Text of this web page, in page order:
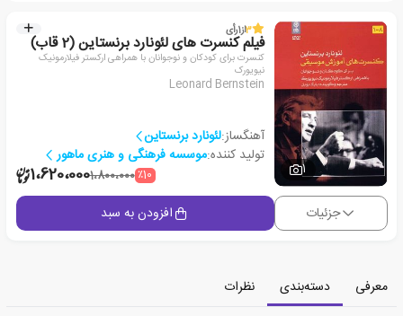
1
3از1رأی
فیلم کنسرت های لئونارد برنستاین (2 قاب)
کنسرت برای کودکان و نوجوانان با همراهی ارکستر فیلارمونیک
نیویورک
Leonard Bernstein
آهنگساز:لئونارد برنستاین
تولید کننده:موسسه فرهنگی و هنری ماهور
٪101،800،0001،620،000
جزئیات افزودن به سبد
معرفی دسته‌بندی
نظرات